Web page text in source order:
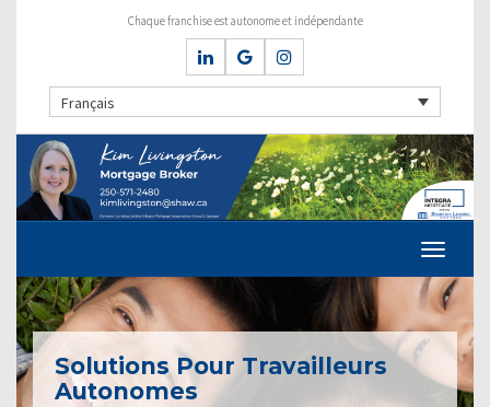
Chaque franchise est autonome et indépendante
Français
Solutions Pour Travailleurs
Autonomes